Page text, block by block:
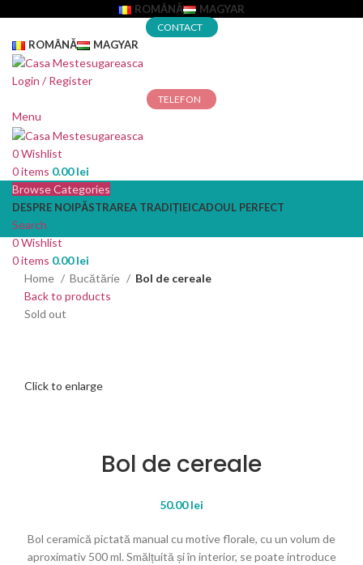
ROMÂNĂ MAGYAR
CONTACT
ROMÂNĂ MAGYAR
Login / Register
TELEFON
Menu
0Wishlist
0items 0.00lei
Browse Categories
DESPRE NOIPĂSTRAREA TRADIȚIEICADOUL PERFECT
Search
0Wishlist
0items 0.00lei
Home
Bucătărie
Bol de cereale
Back to products
Sold out
Click to enlarge
Bol de cereale
50.00lei
Bol ceramică pictată manual cu motive florale, cu un volum de
aproximativ 500 ml. Smălțuită și în interior, se poate introduce